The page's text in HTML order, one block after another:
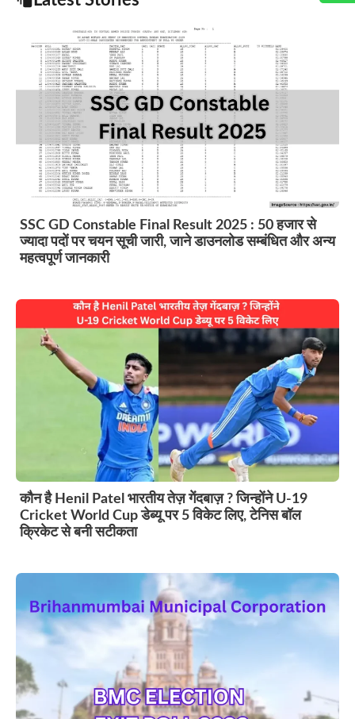
SSC GD Constable Final Result 2025 : 50 हजार से
ज्यादा पदों पर चयन सूची जारी, जाने डाउनलोड सम्बंधित और अन्य
महत्वपूर्ण जानकारी
कौन है Henil Patel भारतीय तेज़ गेंदबाज़ ? जिन्होंने U-19
Cricket World Cup डेब्यू पर 5 विकेट लिए, टेनिस बॉल
क्रिकेट से बनी सटीकता